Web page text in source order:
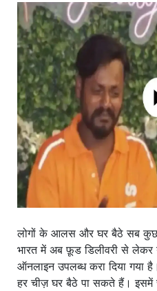
लोगों के आलस और घर बैठे सब कुछ
भारत में अब फ़ूड डिलीवरी से लेकर
ऑनलाइन उपलब्ध करा दिया
हर चीज़ घर बैठे पा सकते हैं। इसमें